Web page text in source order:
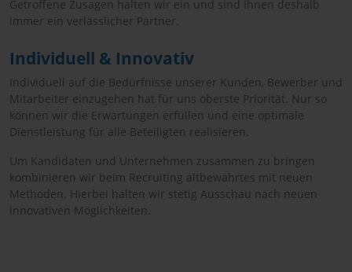
Getroffene Zusagen halten wir ein und sind Ihnen deshalb
immer ein verlässlicher Partner.
Individuell & Innovativ
Individuell auf die Bedürfnisse unserer Kunden, Bewerber und
Mitarbeiter einzugehen hat für uns oberste Priorität. Nur so
können wir die Erwartungen erfüllen und eine optimale
Dienstleistung für alle Beteiligten realisieren.
Um Kandidaten und Unternehmen zusammen zu bringen
kombinieren wir beim Recruiting altbewährtes mit neuen
Methoden. Hierbei halten wir stetig Ausschau nach neuen
innovativen Möglichkeiten.